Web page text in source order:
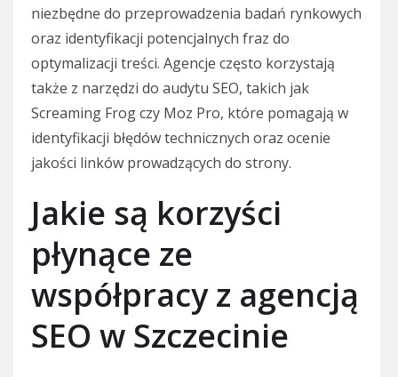
niezbędne do przeprowadzenia badań rynkowych
oraz identyfikacji potencjalnych fraz do
optymalizacji treści. Agencje często korzystają
także z narzędzi do audytu SEO, takich jak
Screaming Frog czy Moz Pro, które pomagają w
identyfikacji błędów technicznych oraz ocenie
jakości linków prowadzących do strony.
Jakie są korzyści
płynące ze
współpracy z agencją
SEO w Szczecinie